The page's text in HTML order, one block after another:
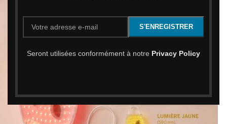
Seront utilisées conformément à notre Privacy Policy